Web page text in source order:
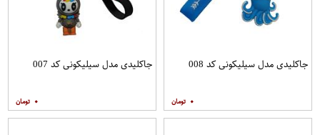
جاکلیدی مدل سیلیکونی کد 008
۰
جاکلیدی مدل سیلیکونی کد 007
۰